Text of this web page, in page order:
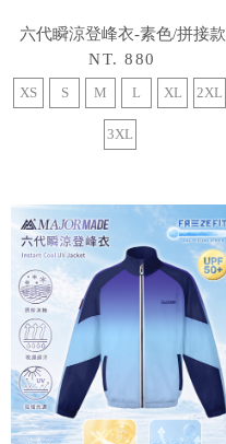
六代瞬涼登峰衣-素色/拼接款
NT. 880
XS S M L XL 2XL
3XL